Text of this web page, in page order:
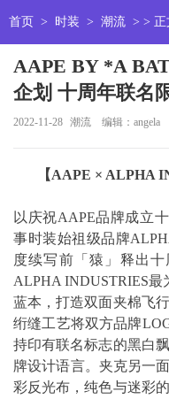
首页 > 时装 > 潮流 > > 正
AAPE BY *A
企划 十周年联名
2022-11-28 潮流 编辑：angela
【AAPE × ALPHA
以庆祝AAPE品牌成立
事时装始祖级品牌
度续写前「猿」释出
ALPHA INDUSTRIES
蓝本，打造双面夹棉飞
绗缝工艺将双方品牌
持印有联名标志的黑白
牌设计语言。夹克另一
彩反光布，纯色与迷彩